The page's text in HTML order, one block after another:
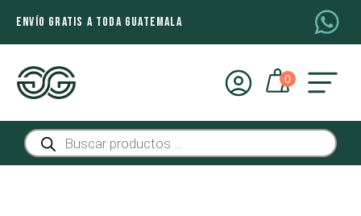
ENVÍO GRATIS A TODA GUATEMALA
Búsqueda
de
productos